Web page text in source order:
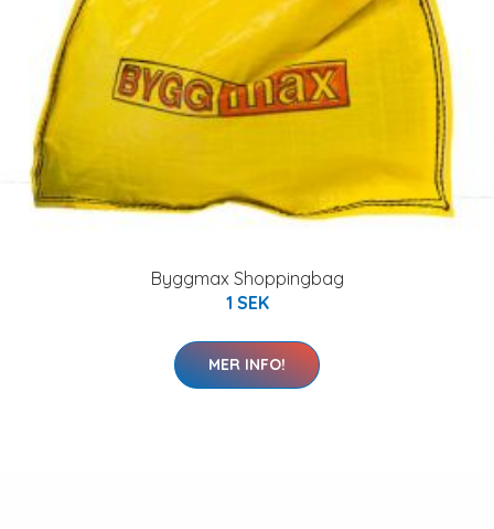
Byggmax Shoppingbag
1 SEK
MER INFO!